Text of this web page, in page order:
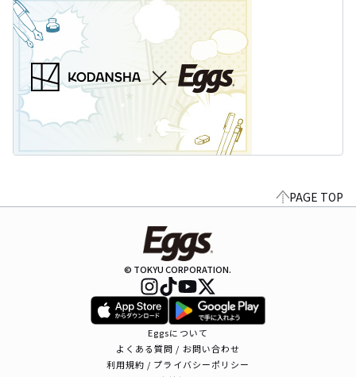
PAGE TOP
© TOKYU CORPORATION.
Eggsについて
よくある質問 / お問い合わせ
利用規約 / プライバシーポリシー